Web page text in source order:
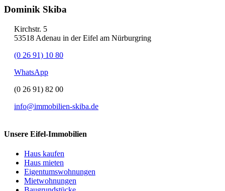
Dominik Skiba
Kirchstr. 5
53518 Adenau in der Eifel am Nürburgring
(0 26 91) 10 80
WhatsApp
(0 26 91) 82 00
info@immobilien-skiba.de
Unsere Eifel-Immobilien
Haus kaufen
Haus mieten
Eigentumswohnungen
Mietwohnungen